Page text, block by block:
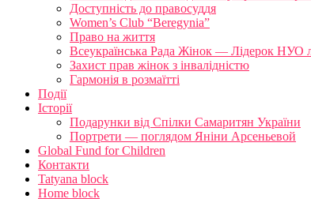
Доступність до правосуддя
Women’s Club “Beregynia”
Право на життя
Всеукраїнська Рада Жінок — Лідерок НУО
Захист прав жінок з інвалідністю
Гармонія в розмаїтті
Події
Історії
Подарунки від Спілки Самаритян України
Портрети — поглядом Яніни Арсеньевой
Global Fund for Children
Контакти
Tatyana block
Home block